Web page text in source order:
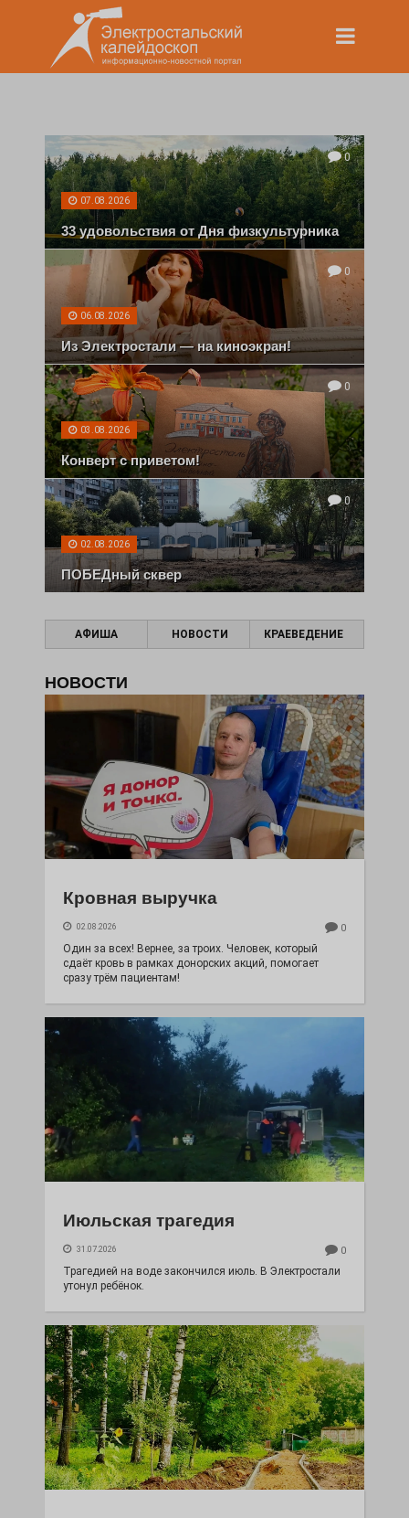
0
07.08.2026
33 удовольствия от Дня физкультурника
0
06.08.2026
Из Электростали — на киноэкран!
0
03.08.2026
Конверт с приветом!
0
02.08.2026
ПОБЕДный сквер
АФИША НОВОСТИ КРАЕВЕДЕНИЕ
НОВОСТИ
Кровная выручка
02.08.2026 0
Один за всех! Вернее, за троих. Человек, который
сдаёт кровь в рамках донорских акций, помогает
сразу трём пациентам!
Июльская трагедия
31.07.2026 0
Трагедией на воде закончился июль. В Электростали
утонул ребёнок.